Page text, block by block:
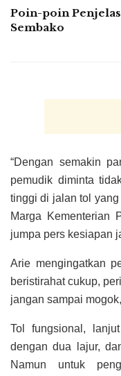
Poin-poin
Sembako
“Dengan semakin
pemudik diminta
tinggi di jalan tol
Marga Kementerian
jumpa pers kesiapan
Arie mengingatkan
beristirahat cukup,
jangan sampai
Tol fungsional,
dengan dua lajur,
Namun untuk